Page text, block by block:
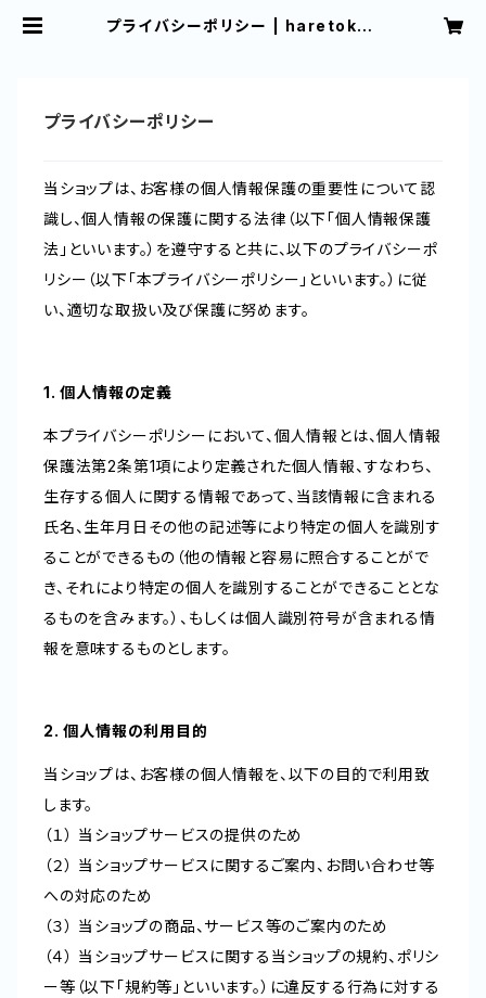
プライバシーポリシー | haretoke3
プライバシーポリシー
当ショップは、お客様の個人情報保護の重要性について認
識し、個人情報の保護に関する法律（以下「個人情報保護
法」といいます。）を遵守すると共に、以下のプライバシーポ
リシー（以下「本プライバシーポリシー」といいます。）に従
い、適切な取扱い及び保護に努めます。
1. 個人情報の定義
本プライバシーポリシーにおいて、個人情報とは、個人情報
保護法第2条第1項により定義された個人情報、すなわち、
生存する個人に関する情報であって、当該情報に含まれる
氏名、生年月日その他の記述等により特定の個人を識別す
ることができるもの（他の情報と容易に照合することがで
き、それにより特定の個人を識別することができることとな
るものを含みます。）、もしくは個人識別符号が含まれる情
報を意味するものとします。
2. 個人情報の利用目的
当ショップは、お客様の個人情報を、以下の目的で利用致
します。
（１） 当ショップサービスの提供のため
（２） 当ショップサービスに関するご案内、お問い合わせ等
への対応のため
（３） 当ショップの商品、サービス等のご案内のため
（４） 当ショップサービスに関する当ショップの規約、ポリシ
ー等（以下「規約等」といいます。）に違反する行為に対する